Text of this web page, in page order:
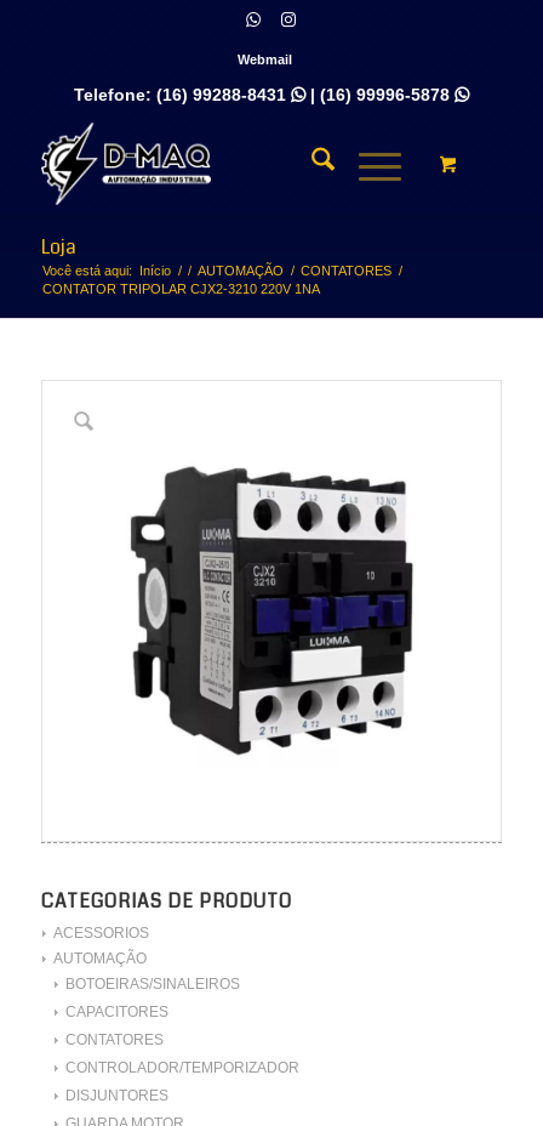
Webmail
Telefone: (16) 99288-8431 | (16) 99996-5878 
Loja
Você está aqui: Início / / AUTOMAÇÃO / CONTATORES /
CONTATOR TRIPOLAR CJX2-3210 220V 1NA
CATEGORIAS DE PRODUTO
ACESSORIOS
AUTOMAÇÃO
BOTOEIRAS/SINALEIROS
CAPACITORES
CONTATORES
CONTROLADOR/TEMPORIZADOR
DISJUNTORES